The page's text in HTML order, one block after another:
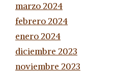
marzo 2024
febrero 2024
enero 2024
diciembre 2023
noviembre 2023